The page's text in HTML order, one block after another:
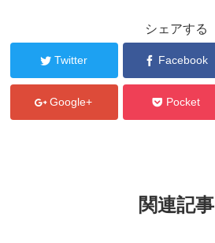
シェアする
Twitter Facebook
Google+ Pocket
関連記事